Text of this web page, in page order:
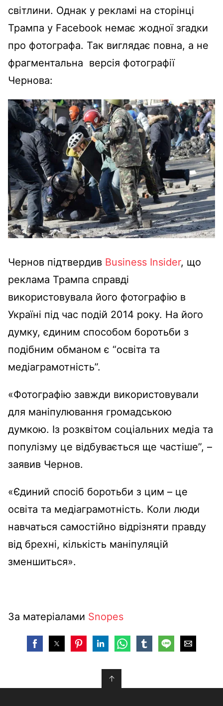
світлини. Однак у рекламі на сторінці
Трампа у Facebook немає жодної згадки
про фотографа. Так виглядає повна, а не
фрагментальна версія фотографії
Чернова:
Чернов підтвердив Business Insider, що
реклама Трампа справді
використовувала його фотографію в
Україні під час подій 2014 року. На його
думку, єдиним способом боротьби з
подібним обманом є “освіта та
медіаграмотність”.
«Фотографію завжди використовували
для маніпулювання громадською
думкою. Із розквітом соціальних медіа та
популізму це відбувається ще частіше”, –
заявив Чернов.
«Єдиний спосіб боротьби з цим – це
освіта та медіаграмотність. Коли люди
навчаться самостійно відрізняти правду
від брехні, кількість маніпуляцій
зменшиться».
За матеріалами Snopes
↑